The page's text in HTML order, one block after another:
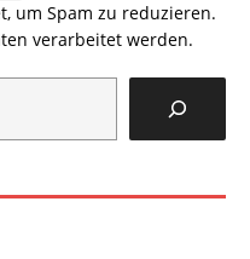
um Spam zu reduzieren.
verarbeitet werden.